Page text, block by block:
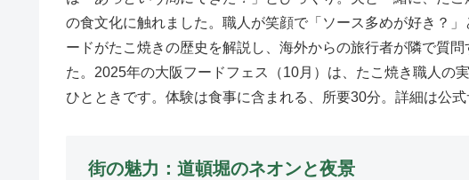
の食文化に触れました。職人が笑顔で「ソース多めが好き？
ードがたこ焼きの歴史を解説し、海外からの旅行者が隣で質
た。2025年の大阪フードフェス（10月）は、たこ焼き職人の
ひとときです。体験は食事に含まれる、所要30分。詳細は公式
街の魅力：道頓堀のネオンと夜景